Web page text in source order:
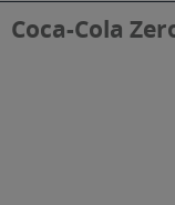
Coca-Cola